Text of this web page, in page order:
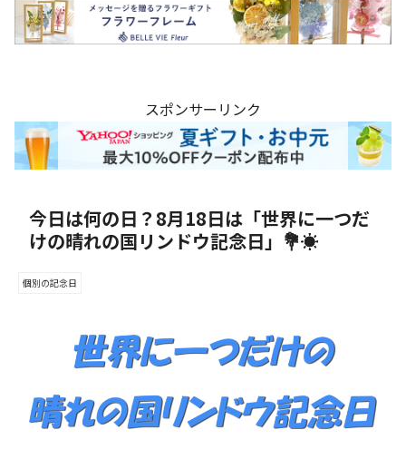
スポンサーリンク
今日は何の日？8月18日は「世界に一つだ
けの晴れの国リンドウ記念日」💐☀️
個別の記念日